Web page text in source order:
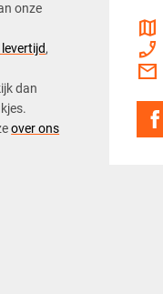
onze
,
dan
over ons
map
phone_enabled
mail